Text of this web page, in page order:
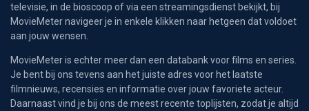
televisie, in de bioscoop of via een streamingsdienst bekijkt, bij
MovieMeter navigeer je in enkele klikken naar hetgeen dat voldoet
aan jouw wensen.
MovieMeter is echter meer dan een databank voor films en series.
Je bent bij ons tevens aan het juiste adres voor het laatste
filmnieuws, recensies en informatie over jouw favoriete acteur.
Daarnaast vind je bij ons de meest recente toplijsten, zodat je altijd